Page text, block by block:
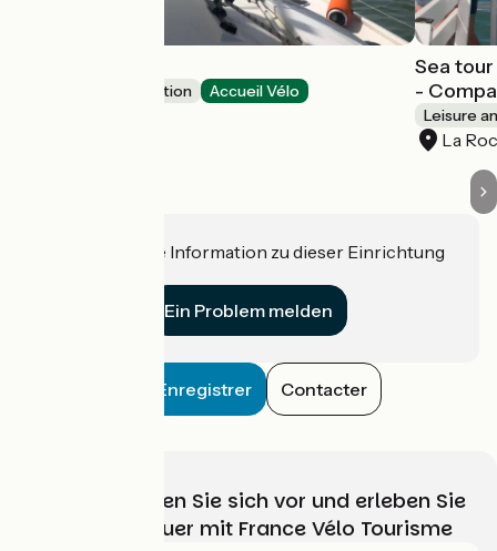
Leisure and recreation Accueil Vélo
Sea
-
Leisure
La
Haben Sie eine Information zu dieser Einrichtung
Ein Problem melden
Enregistrer Contacter
Wählen, bereiten Sie sich vor und erleben Sie
Ihr Radabenteuer mit France Vélo Tourisme